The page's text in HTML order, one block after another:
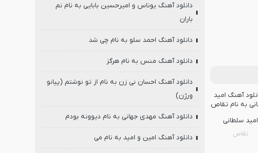
امید سلطانی
تقاص
دانلود آهنگ یوناس و امیرحسین بابایی به نام نم
باران
دانلود آهنگ احمد سلو به نام چی شد
دانلود آهنگ منس به نام هرگز
دانلود آهنگ احسان نی زن به نام از تو نوشتم (پیانو
ورژن)
دانلود آهنگ مهدی جهانی به نام دیوونه بودم
دانلود آهنگ امین و امید به نام می